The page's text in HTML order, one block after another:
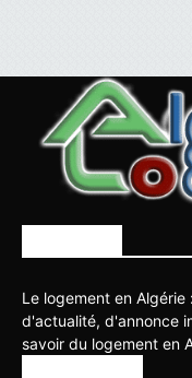
Le logement en
d'actualité, d'annonce
savoir du logement en